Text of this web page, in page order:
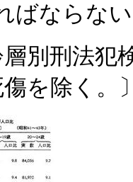
ばならな
別刑法犯
を除く。